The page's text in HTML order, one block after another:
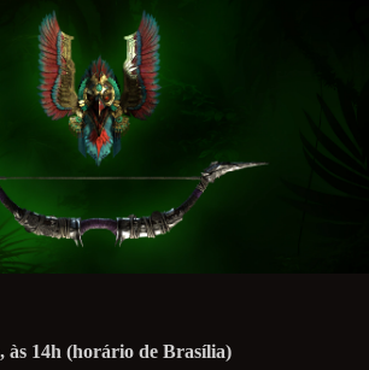
às 14h (horário de Brasília)